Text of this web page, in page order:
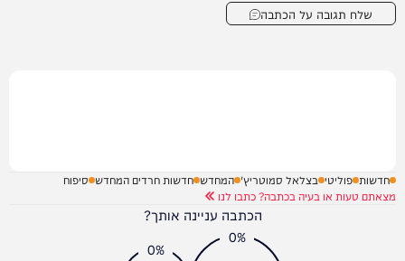
שלח תגובה על הכתבה
חדשות פוליטי בצלאל סמוטריץ' המחדש חדשות חרדים המחדש סיפוח
מצאתם טעות או בעיה בכתבה? כתבו לנו
הכתבה עניינה אותך?
0%
0%